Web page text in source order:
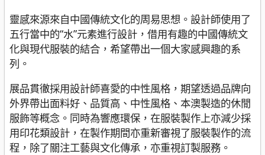
靈感來源來自中國傳統文化的周易思想。設計師使用了
五行當中的“水”元素進行設計，借用有趣的中國傳統文
化與現代服裝的結合，希望帶出一個大家感興趣的系
列。
展品貫徹採用設計師喜愛的中性風格，期望透過品牌向
外界帶出面料好、品質高、中性風格、本澳製造的休閒
服飾等概念。同時為響應環保，在服裝製作上亦減少採
用印花類設計，在製作期間亦重新審視了服裝製作的流
程，除了關注工藝與文化傳承，亦重視訂製服務。